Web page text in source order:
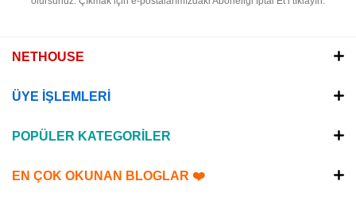
NETHOUSE
ÜYE İŞLEMLERİ
POPÜLER KATEGORİLER
EN ÇOK OKUNAN BLOGLAR ❤️